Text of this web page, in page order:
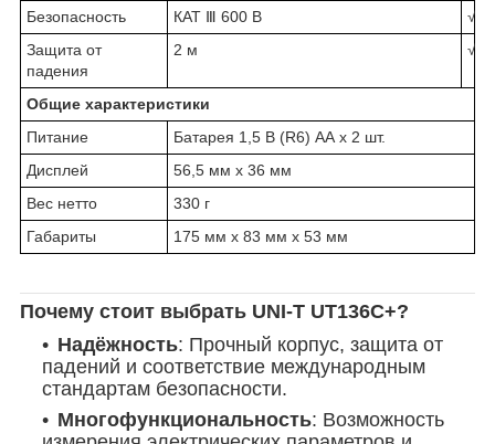
Безопасность КАТ Ⅲ 600 В
√
Защита от
падения
2 м √
Общие характеристики
Питание
Батарея 1,5 В (R6) АА х 2 шт.
Дисплей
56,5 мм х 36 мм
Вес нетто
330 г
Габариты
175 мм х 83 мм х 53 мм
Почему стоит выбрать UNI-T UT136C+?
Надёжность: Прочный корпус, защита от
падений и соответствие международным
стандартам безопасности.
Многофункциональность: Возможность